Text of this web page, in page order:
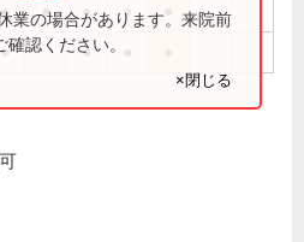
● ● ● ●
● ●
業の場合があります。来院前
認ください。
×閉じる